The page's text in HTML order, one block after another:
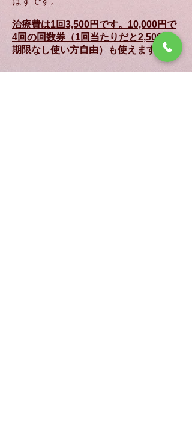
治療費は1回3,500円です。10,000円で
4回の回数券（1回当たりだと2,500円
期限なし使い方自由）も使えます。